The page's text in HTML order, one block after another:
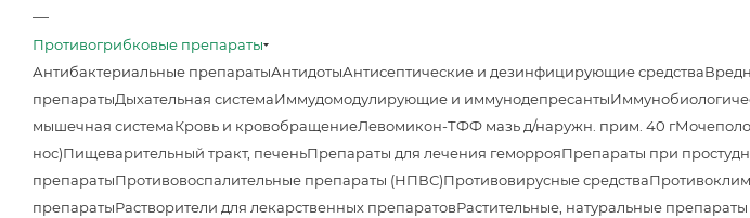
—
Противогрибковые препараты
Антибактериальные препаратыАнтидотыАнтисептические и дезинфицирующие средства
препаратыДыхательная системаИммудомодулирующие и иммунодепресанты
мышечная системаКровь и кровобращениеЛевомикон-ТФФ мазь д/наружн. прим. 40 г
нос)Пищеварительный тракт, печеньПрепараты для лечения геморрояПрепараты при
препаратыПротивовоспалительные препараты (НПВС)Противовирусные средства
препаратыРастворители для лекарственных препаратовРастительные, натуральные препараты